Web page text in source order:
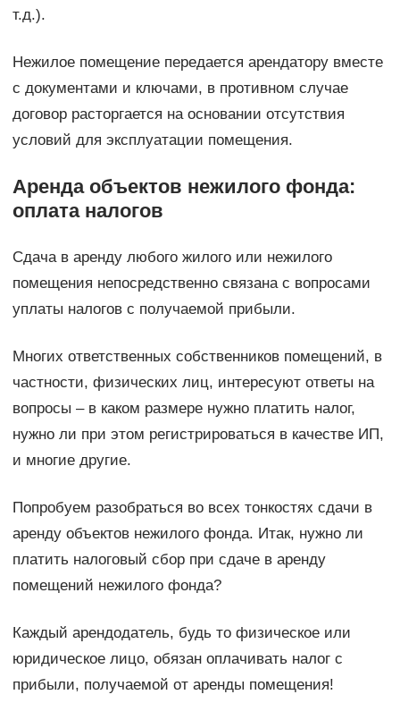
т.д.).
Нежилое помещение передается арендатору вместе
с документами и ключами, в противном случае
договор расторгается на основании отсутствия
условий для эксплуатации помещения.
Аренда объектов нежилого фонда:
оплата налогов
Сдача в аренду любого жилого или нежилого
помещения непосредственно связана с вопросами
уплаты налогов с получаемой прибыли.
Многих ответственных собственников помещений, в
частности, физических лиц, интересуют ответы на
вопросы – в каком размере нужно платить налог,
нужно ли при этом регистрироваться в качестве ИП,
и многие другие.
Попробуем разобраться во всех тонкостях сдачи в
аренду объектов нежилого фонда. Итак, нужно ли
платить налоговый сбор при сдаче в аренду
помещений нежилого фонда?
Каждый арендодатель, будь то физическое или
юридическое лицо, обязан оплачивать налог с
прибыли, получаемой от аренды помещения!